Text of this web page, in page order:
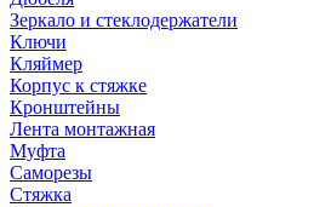
Зеркало и стеклодержатели
Ключи
Кляймер
Корпус к стяжке
Кронштейны
Лента монтажная
Муфта
Саморезы
Стяжка